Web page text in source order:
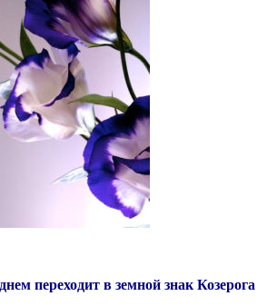
переходит в земной знак Козерога